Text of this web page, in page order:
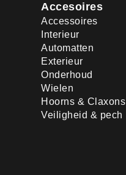
Accesoires
Accessoires
Interieur
Automatten
Exterieur
Onderhoud
Wielen
Hoorns & Claxons
Veiligheid & pech